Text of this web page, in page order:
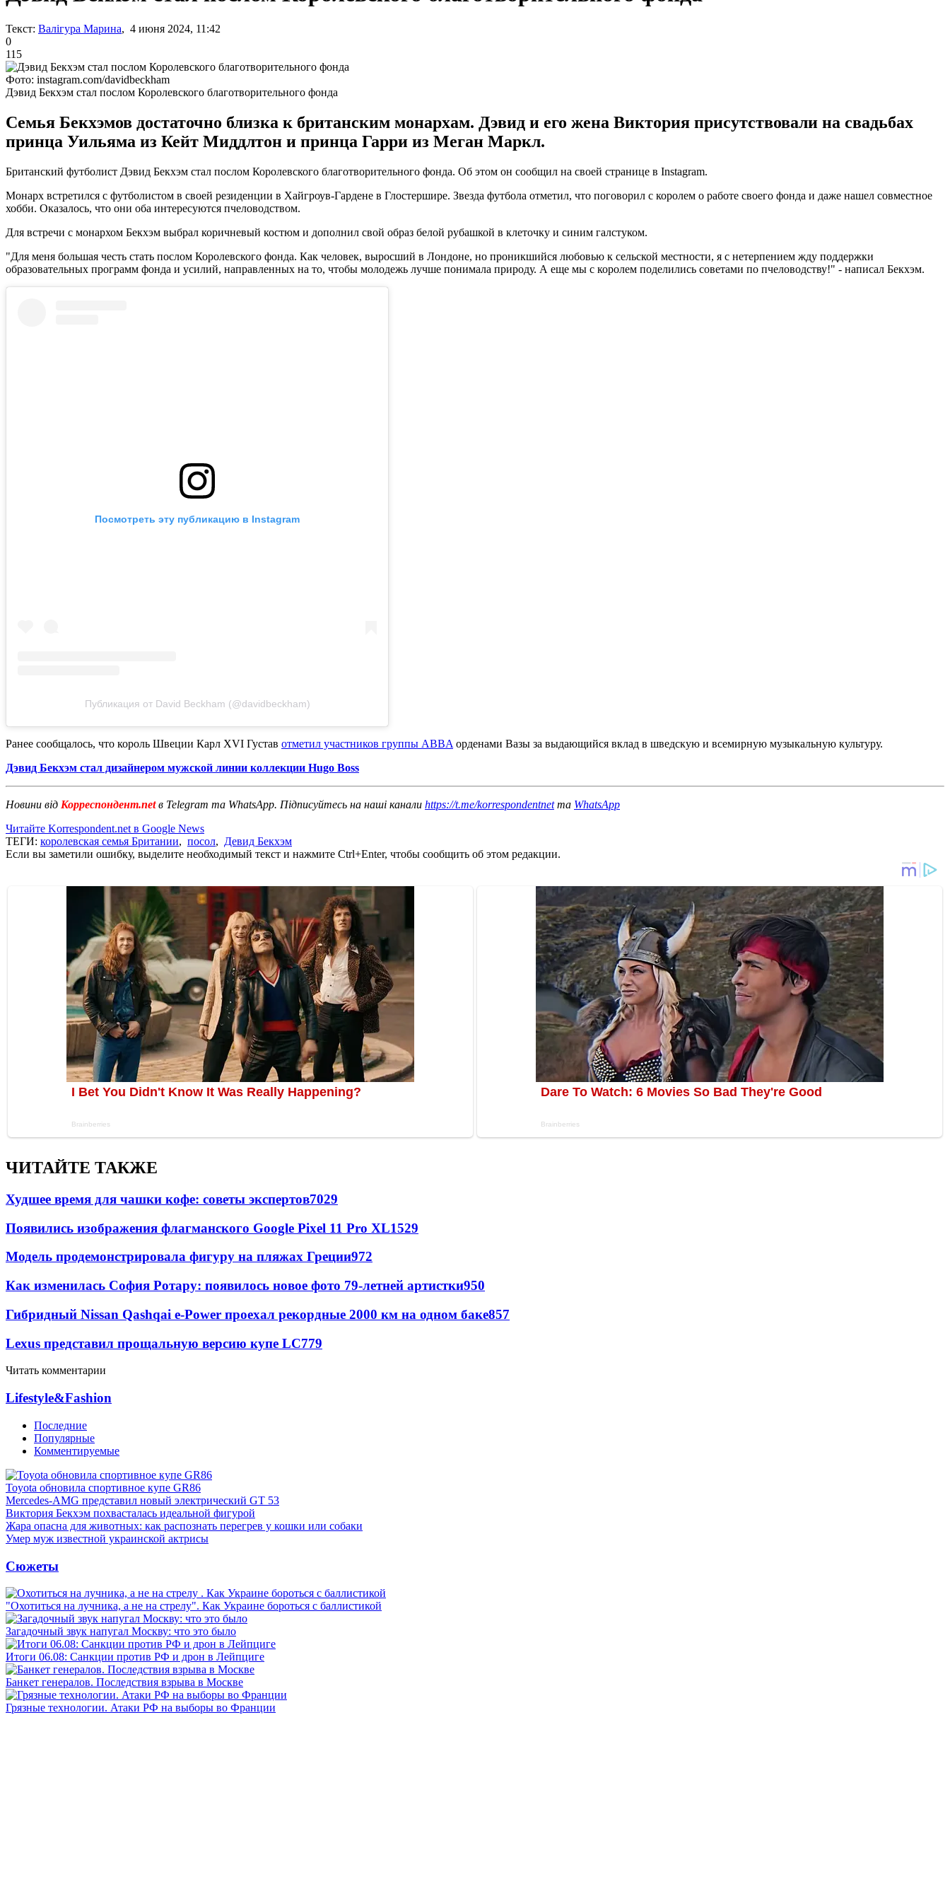
Текст: Валігура Марина, 4 июня 2024, 11:42
0
115
Фото: instagram.com/davidbeckham
Дэвид Бекхэм стал послом Королевского благотворительного фонда
Семья Бекхэмов достаточно близка к британским монархам. Дэвид и его жена Виктория присутствовали на свадьбах
принца Уильяма из Кейт Миддлтон и принца Гарри из Меган Маркл.
Британский футболист Дэвид Бекхэм стал послом Королевского благотворительного фонда. Об этом он сообщил на своей странице в Instagram.
Монарх встретился с футболистом в своей резиденции в Хайгроув-Гардене в Глостершире. Звезда футбола отметил, что поговорил с королем о работе своего фонда и даже нашел совместное
хобби. Оказалось, что они оба интересуются пчеловодством.
Для встречи с монархом Бекхэм выбрал коричневый костюм и дополнил свой образ белой рубашкой в ​​клеточку и синим галстуком.
"Для меня большая честь стать послом Королевского фонда. Как человек, выросший в Лондоне, но проникшийся любовью к сельской местности, я с нетерпением жду поддержки
образовательных программ фонда и усилий, направленных на то, чтобы молодежь лучше понимала природу. А еще мы с королем поделились советами по пчеловодству!" - написал Бекхэм.
Посмотреть эту публикацию в Instagram
Публикация от David Beckham (@davidbeckham)
Ранее сообщалось, что король Швеции Карл XVI Густав отметил участников группы ABBA орденами Вазы за выдающийся вклад в шведскую и всемирную музыкальную культуру.
Дэвид Бекхэм стал дизайнером мужской линии коллекции Hugo Boss
Новини від Корреспондент.netв Telegram та WhatsApp. Підписуйтесь на наші канали https://t.me/korrespondentnetта WhatsApp
Читайте Korrespondent.net в Google News
ТЕГИ: королевская семья Британии, посол, Девид Бекхэм
Если вы заметили ошибку, выделите необходимый текст и нажмите Ctrl+Enter, чтобы сообщить об этом редакции.
ЧИТАЙТЕ ТАКЖЕ
Худшее время для чашки кофе: советы экспертов7029
Появились изображения флагманского Google Pixel 11 Pro XL1529
Модель продемонстрировала фигуру на пляжах Греции972
Как изменилась София Ротару: появилось новое фото 79-летней артистки950
Гибридный Nissan Qashqai e-Power проехал рекордные 2000 км на одном баке857
Lexus представил прощальную версию купе LC779
Читать комментарии
Lifestyle&Fashion
Последние
Популярные
Комментируемые
Toyota обновила спортивное купе GR86
Mercedes-AMG представил новый электрический GT 53
Виктория Бекхэм похвасталась идеальной фигурой
Жара опасна для животных: как распознать перегрев у кошки или собаки
Умер муж известной украинской актрисы
Сюжеты
"Охотиться на лучника, а не на стрелу". Как Украине бороться с баллистикой
Загадочный звук напугал Москву: что это было
Итоги 06.08: Санкции против РФ и дрон в Лейпциге
Банкет генералов. Последствия взрыва в Москве
Грязные технологии. Атаки РФ на выборы во Франции